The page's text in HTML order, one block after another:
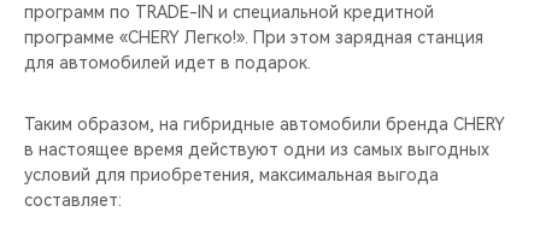
программ по TRADE-IN и специальной кредитной
программе «CHERY Легко!». При этом зарядная станция
для автомобилей идет в подарок.
Таким образом, на гибридные автомобили бренда CHERY
в настоящее время действуют одни из самых выгодных
условий для приобретения, максимальная выгода
составляет: